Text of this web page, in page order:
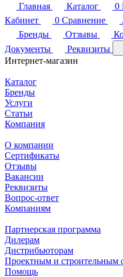
Главная Каталог 0
Кабинет
0 Сравнение
Бренды
Отзывы
Документы
Реквизиты
Интернет-магазин
Каталог
Бренды
Услуги
Статьи
Компания
О компании
Сертификаты
Отзывы
Вакансии
Реквизиты
Вопрос-ответ
Компаниям
Партнерская программа
Дилерам
Дистрибьюторам
Проектным и строительным
Помощь